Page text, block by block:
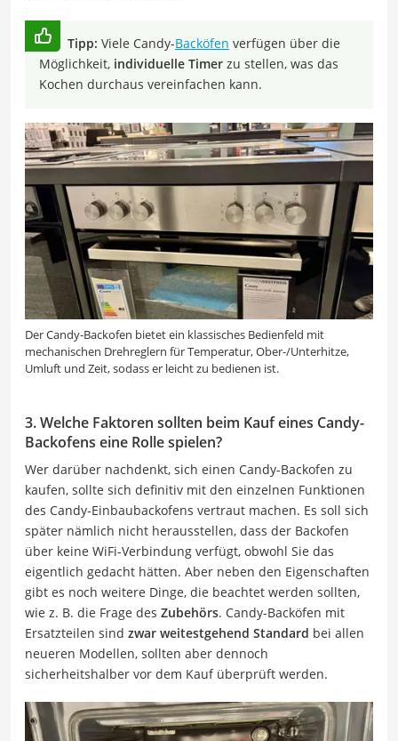
Tipp: Viele Candy-Backöfen verfügen über die
Möglichkeit, individuelle Timer zu stellen, was das
Kochen durchaus vereinfachen kann.
Der Candy-Backofen bietet ein klassisches Bedienfeld mit
mechanischen Drehreglern für Temperatur, Ober-/Unterhitze,
Umluft und Zeit, sodass er leicht zu bedienen ist.
3. Welche Faktoren sollten beim Kauf eines Candy-
Backofens eine Rolle spielen?
Wer darüber nachdenkt, sich einen Candy-Backofen zu
kaufen, sollte sich definitiv mit den einzelnen Funktionen
des Candy-Einbaubackofens vertraut machen. Es soll sich
später nämlich nicht herausstellen, dass der Backofen
über keine WiFi-Verbindung verfügt, obwohl Sie das
eigentlich gedacht hätten. Aber neben den Eigenschaften
gibt es noch weitere Dinge, die beachtet werden sollten,
wie z. B. die Frage des Zubehörs. Candy-Backöfen mit
Ersatzteilen sind zwar weitestgehend Standard bei allen
neueren Modellen, sollten aber dennoch
sicherheitshalber vor dem Kauf überprüft werden.